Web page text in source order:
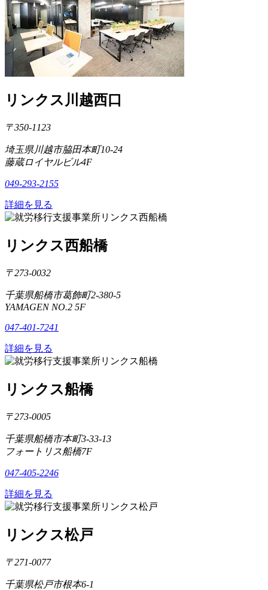
リンクス川越西口
〒350-1123
埼玉県川越市脇田本町10-24
藤蔵ロイヤルビル4F
049-293-2155
詳細を見る
リンクス西船橋
〒273-0032
千葉県船橋市葛飾町2-380-5
YAMAGEN NO.2 5F
047-401-7241
詳細を見る
リンクス船橋
〒273-0005
千葉県船橋市本町3-33-13
フォートリス船橋7F
047-405-2246
詳細を見る
リンクス松戸
〒271-0077
千葉県松戸市根本6-1